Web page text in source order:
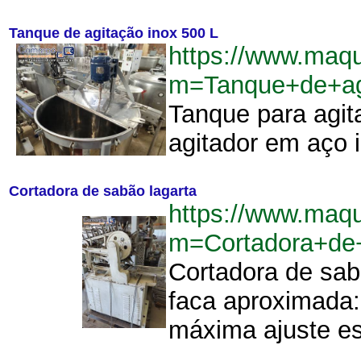
Tanque de agitação inox 500 L
https://
Tanque para
agitador em aço
Cortadora de sabão lagarta
https://
Cortadora de
faca
máxima ajuste